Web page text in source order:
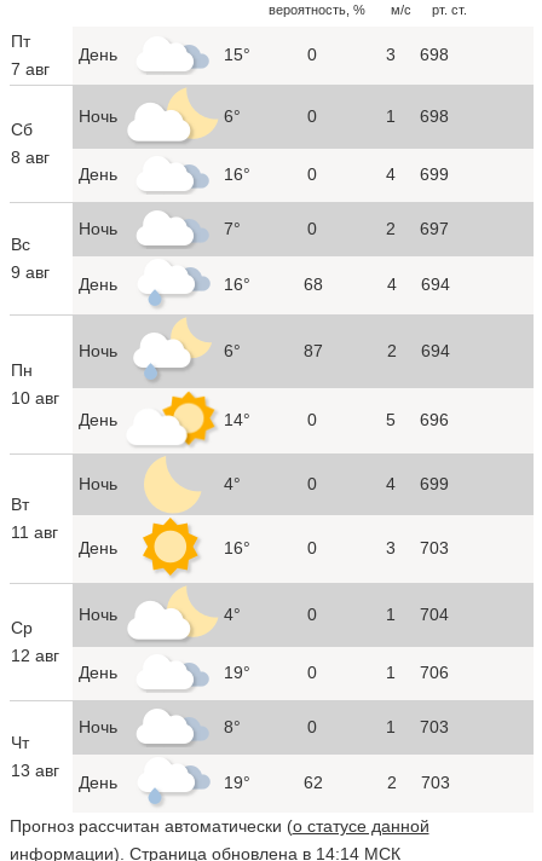
вероятность, %
м/с
рт. ст.
Пт
7 авг
День 15° 0 3 698
Сб
8 авг
Ночь 6° 0 1 698
День 16° 0 4 699
Вс
9 авг
Ночь 7° 0 2 697
День 16° 68 4 694
Пн
10 авг
Ночь 6° 87 2 694
День 14° 0 5 696
Вт
11 авг
Ночь 4° 0 4 699
День 16° 0 3 703
Ср
12 авг
Ночь 4° 0 1 704
День 19° 0 1 706
Чт
13 авг
Ночь 8° 0 1 703
День 19° 62 2 703
Прогноз рассчитан автоматически (о статусе данной
информации). Страница обновлена в 14:14 МСК